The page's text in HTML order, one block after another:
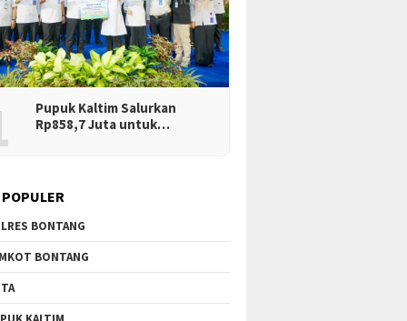
Pupuk Kaltim Salurkan
Rp858,7 Juta untuk…
BONTANG
BONTANG